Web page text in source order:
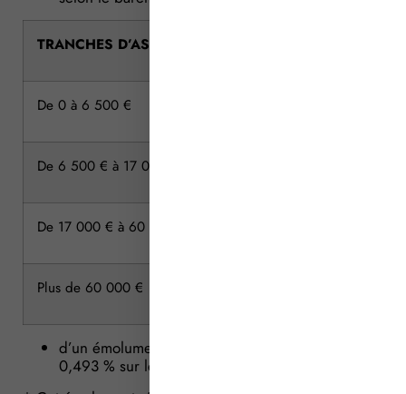
TRANCHES D’ASSIETTE
De 0 à 6 500 €
De 6 500 € à 17 000 €
De 17 000 € à 60 000 €
Plus de 60 000 €
d’un émolument proportionnel non dégressif de
0,493 % sur les reprises en nature.